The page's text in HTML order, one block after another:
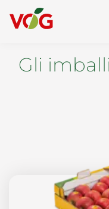
Origine
Sostenibilità
Gli